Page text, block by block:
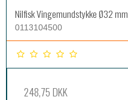
Nilfisk Vingemundstykke Ø32 mm
0113104500
248,75 DKK